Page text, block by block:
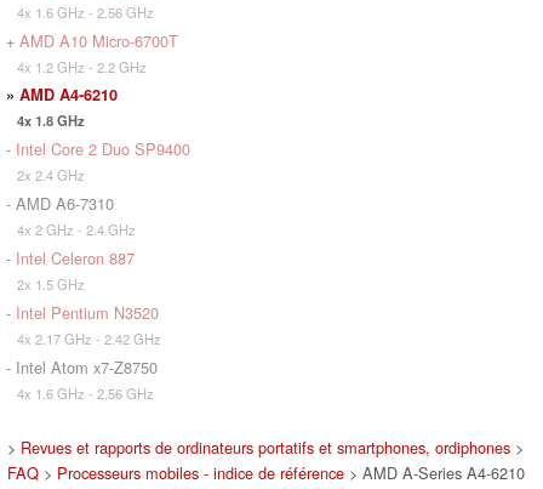
4x 1.6 GHz - 2.56 GHz
+ AMD A10 Micro-6700T
4x 1.2 GHz - 2.2 GHz
» AMD A4-6210
4x 1.8 GHz
- Intel Core 2 Duo SP9400
2x 2.4 GHz
- AMD A6-7310
4x 2 GHz - 2.4 GHz
- Intel Celeron 887
2x 1.5 GHz
- Intel Pentium N3520
4x 2.17 GHz - 2.42 GHz
- Intel Atom x7-Z8750
4x 1.6 GHz - 2.56 GHz
> Revues et rapports de ordinateurs portatifs et smartphones, ordiphones >
FAQ> Processeurs mobiles - indice de référence> AMD A-Series A4-6210